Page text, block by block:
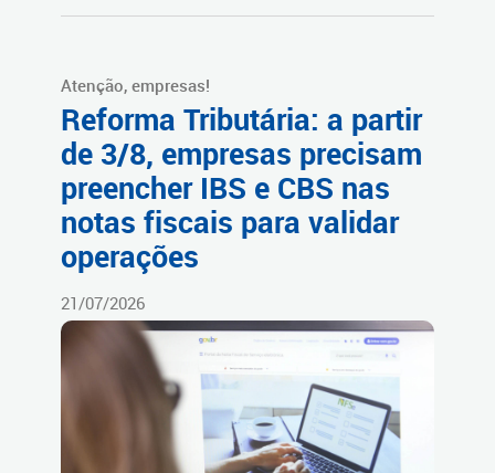
Atenção, empresas!
Reforma Tributária: a partir
de 3/8, empresas precisam
preencher IBS e CBS nas
notas fiscais para validar
operações
21/07/2026